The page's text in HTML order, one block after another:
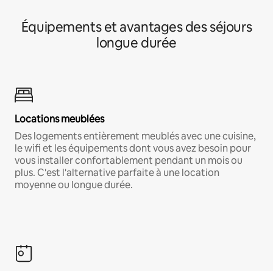
Équipements et avantages des séjours
longue durée
Locations meublées
Des logements entièrement meublés avec une cuisine,
le wifi et les équipements dont vous avez besoin pour
vous installer confortablement pendant un mois ou
plus. C'est l'alternative parfaite à une location
moyenne ou longue durée.